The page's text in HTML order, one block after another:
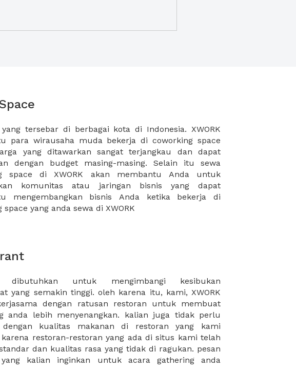
space yang anda sewa di XWORK